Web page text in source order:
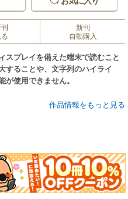
新刊
自動購入
スプレイを備えた端末で読むこと
することや、文字列のハイライ
が使用できません。
や尿検査などの臨床検査結果を薬
抱いている薬剤師は少なくあり
推論する、（2）必要な検査値を
って、臨床現場で検査値を活用す
樹氏が解説します。
まで、月刊誌「日経ドラッグイン
作品情報をもっと見る